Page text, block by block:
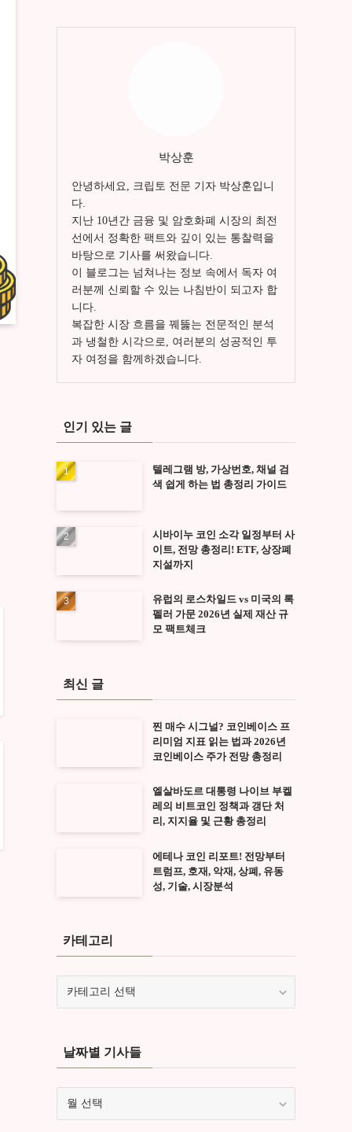
박상훈
안녕하세요, 크립토 전문 기자 박상훈입니
다.
지난 10년간 금융 및 암호화폐 시장의 최전
선에서 정확한 팩트와 깊이 있는 통찰력을
바탕으로 기사를 써왔습니다.
이 블로그는 넘쳐나는 정보 속에서 독자 여
러분께 신뢰할 수 있는 나침반이 되고자 합
니다.
복잡한 시장 흐름을 꿰뚫는 전문적인 분석
과 냉철한 시각으로, 여러분의 성공적인 투
자 여정을 함께하겠습니다.
인기 있는 글
텔레그램 방, 가상번호, 채널 검
색 쉽게 하는 법 총정리 가이드
시바이누 코인 소각 일정부터 사
이트, 전망 총정리! ETF, 상장폐
지설까지
유럽의 로스차일드 vs 미국의 록
펠러 가문 2026년 실제 재산 규
모 팩트체크
최신 글
찐 매수 시그널? 코인베이스 프
리미엄 지표 읽는 법과 2026년
코인베이스 주가 전망 총정리
엘살바도르 대통령 나이브 부켈
레의 비트코인 정책과 갱단 처
리, 지지율 및 근황 총정리
에테나 코인 리포트! 전망부터
트럼프, 호재, 악재, 상폐, 유동
성, 기술, 시장분석
카테고리
날짜별 기사들